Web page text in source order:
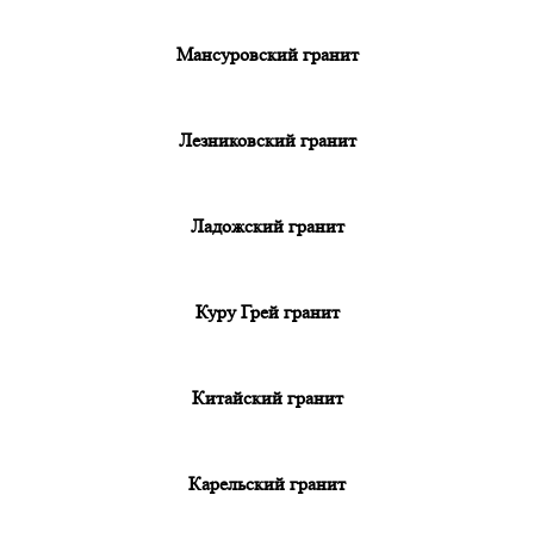
Мансуровский гранит
Лезниковский гранит
Ладожский гранит
Куру Грей гранит
Китайский гранит
Карельский гранит